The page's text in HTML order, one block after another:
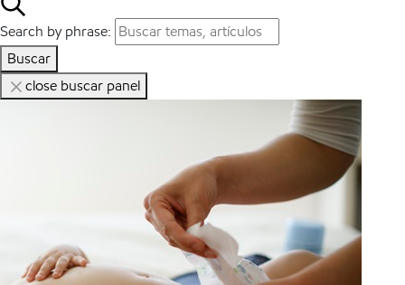
Search by phrase:
Buscar
close buscar panel